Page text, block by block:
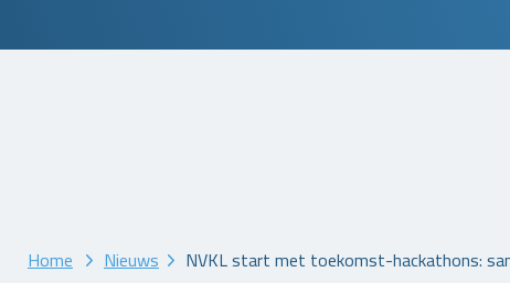
Home Nieuws NVKL start met toekomst-hackathons: